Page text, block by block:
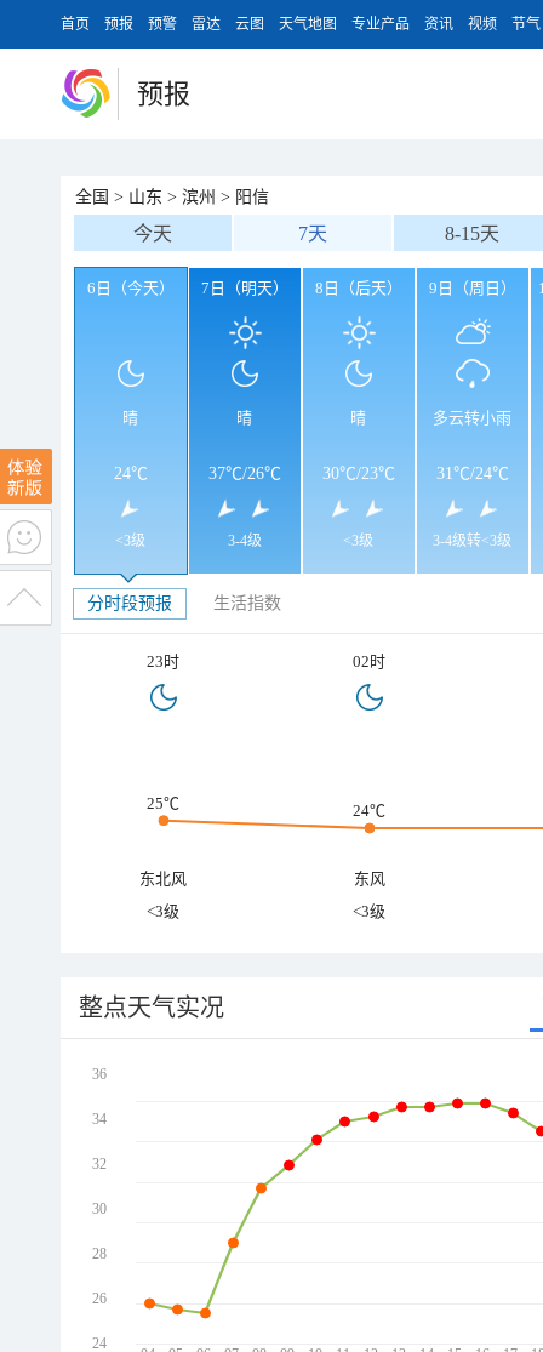
首页 预报 预警 雷达 云图 天气地图 专业产品 资讯 视频 节气
预报
全国 > 山东 > 滨州 > 阳信
今天 7天 8-15天
6日（今天）
晴
24℃
<3级
7日（明天）
晴
37℃/26℃
3-4级
8日（后天）
晴
30℃/23℃
<3级
9日（周日）
多云转小雨
31℃/24℃
3-4级转<3级
分时段预报 生活指数
23时 02时
25℃ 24℃
东北风
东风
<3级
<3级
整点天气实况
36
34
32
30
28
26
24